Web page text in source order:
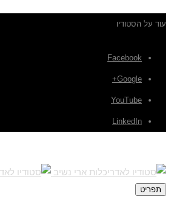
עוד על הסטודיו
Facebook
Google+
YouTube
LinkedIn
תפריט